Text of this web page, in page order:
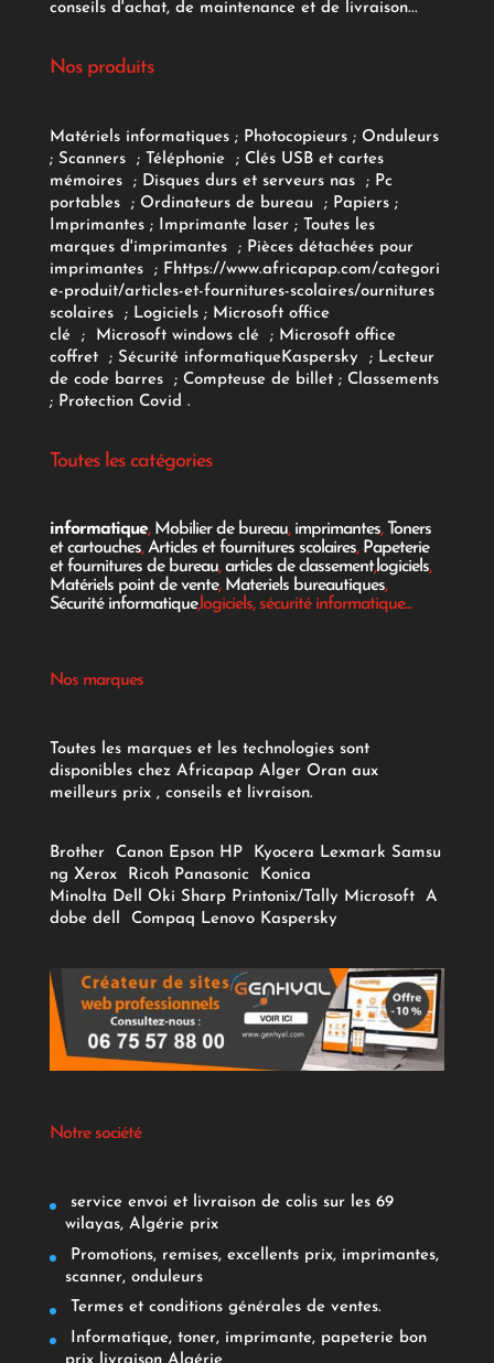
conseils d'achat, de maintenance et de livraison...
Nos produits
Matériels informatiques; Photocopieurs; Onduleurs
; Scanners ; Téléphonie ; Clés USB et cartes
mémoires
; Disques durs et serveurs nas ; Pc
portables
; Ordinateurs de bureau ; Papiers;
Imprimantes;Imprimante laser; Toutes les
marques d'imprimantes
; Pièces détachées pour
imprimantes
; Fhttps://www.africapap.com/categori
e-produit/articles-et-fournitures-scolaires/ournitures
scolaires; Logiciels ; Microsoft office
clé
; Microsoft windows clé; Microsoft office
coffret ; Sécurité informatiqueKaspersky ; Lecteur
de code barres
; Compteuse de billet; Classements
; Protection Covid .
Toutes les catégories
informatique, Mobilier de bureau, imprimantes, Toners
et cartouches,Articles et fournitures scolaires, Papeterie
et fournitures de bureau,articles de classement,logiciels,
Matériels point de vente, Materiels bureautiques,
Sécurité informatique,logiciels, sécurité informatique...
Nos marques
Toutes les marques et les technologies sont
disponibles chez Africapap Alger Oran aux
meilleurs prix , conseils et livraison.
Brother Canon Epson HP Kyocera Lexmark Samsu
ng Xerox Ricoh Panasonic
Konica
Minolta Dell Oki Sharp Printonix/Tally Microsoft
A
dobe dell Compaq Lenovo Kaspersky
Notre société
service envoi et livraison de colis sur les 69
wilayas, Algérie prix
Promotions, remises, excellents prix, imprimantes,
scanner, onduleurs
Termes et conditions générales de ventes.
Informatique, toner, imprimante, papeterie bon